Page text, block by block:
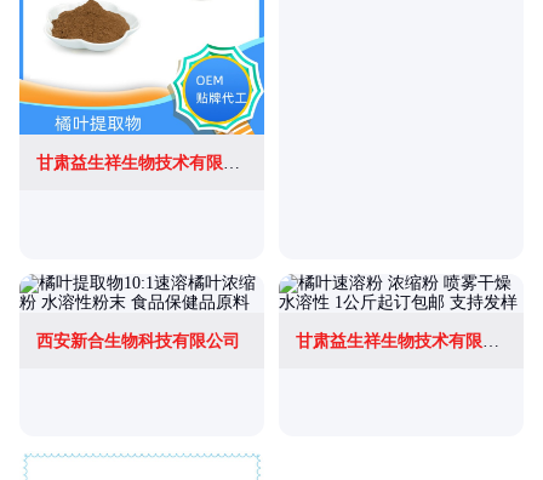
甘肃益生祥生物技术有限公司
西安新合生物科技有限公司